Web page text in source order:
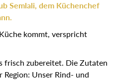
Semlali, dem Küchenchef
kommt, verspricht
frisch zubereitet. Die
aus der Region: Unser Rind-